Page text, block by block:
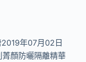
年07月02日
顏防曬隔離精華